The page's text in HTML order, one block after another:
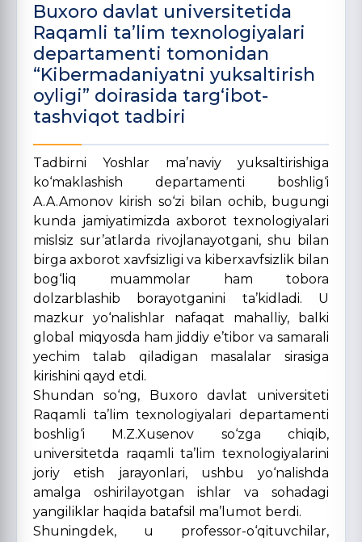
Buxoro davlat universitetida
Raqamli ta’lim texnologiyalari
departamenti tomonidan
“Kibermadaniyatni yuksaltirish
oyligi” doirasida targ‘ibot-
tashviqot tadbiri
Tadbirni Yoshlar ma’naviy yuksaltirishiga
ko‘maklashish departamenti boshlig‘i
A.A.Amonov kirish so‘zi bilan ochib, bugungi
kunda jamiyatimizda axborot texnologiyalari
mislsiz sur’atlarda rivojlanayotgani, shu bilan
birga axborot xavfsizligi va kiberxavfsizlik bilan
bog‘liq muammolar ham tobora
dolzarblashib borayotganini ta’kidladi. U
mazkur yo‘nalishlar nafaqat mahalliy, balki
global miqyosda ham jiddiy e’tibor va samarali
yechim talab qiladigan masalalar sirasiga
kirishini qayd etdi.
Shundan so‘ng, Buxoro davlat universiteti
Raqamli ta’lim texnologiyalari departamenti
boshlig‘i M.Z.Xusenov so‘zga chiqib,
universitetda raqamli ta’lim texnologiyalarini
joriy etish jarayonlari, ushbu yo‘nalishda
amalga oshirilayotgan ishlar va sohadagi
yangiliklar haqida batafsil ma’lumot berdi.
Shuningdek, u professor-o‘qituvchilar,